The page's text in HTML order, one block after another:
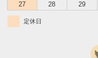
27
28 29
定休日